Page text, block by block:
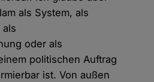
als System, als
als
oder als
politischen Auftrag
ist. Von außen